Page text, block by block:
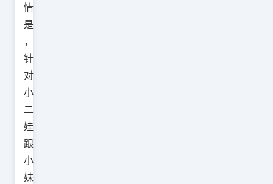
情
是
，
针
对
小
二
娃
跟
小
妹